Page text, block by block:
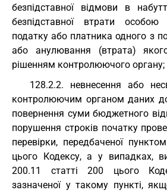
безпідставної відмови в
безпідставної втрати особою
податку або платника одного з
або анулювання (втрата)
рішенням контролюючого органу;
128.2.2. невнесення або
контролюючим органом даних
повернення суми бюджетного
порушення строків початку
перевірки, передбаченої
цього Кодексу, а у випадках,
200.11 статті 200 цього
зазначеної у такому пункті,